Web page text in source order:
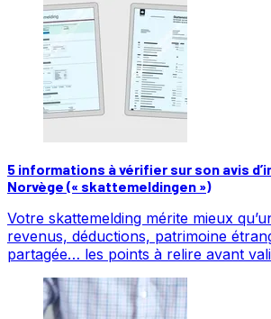
5 informations à vérifier sur son avis
Norvège (« skattemeldingen »)
Votre skattemelding mérite mieux
revenus, déductions, patrimoine
partagée… les points à relire avant